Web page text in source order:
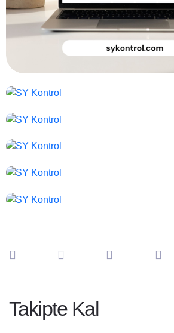
Takipte Kal